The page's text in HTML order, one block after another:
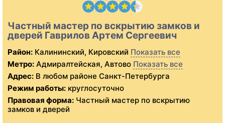
Частный мастер по вскрытию замков и
дверей Гаврилов Артем Сергеевич
Район: Калининский, Кировский Показать все
Метро: Адмиралтейская, Автово Показать все
Адрес: В любом районе Санкт-Петербурга
Режим работы: круглосуточно
Правовая форма: Частный мастер по вскрытию
замков и дверей